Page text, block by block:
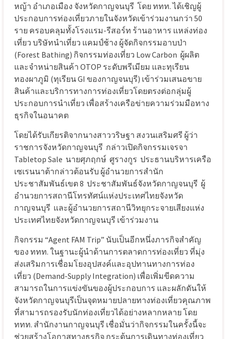
หญ้า อำเภอเมือง จังหวัดกาญจนบุรี โดย ททท. ได้เชิญผู้
ประกอบการท่องเที่ยวภายในจังหวัดเข้าร่วมงานกว่า 50
ราย ครอบคลุมทั้งโรงแรม-รีสอร์ท ร้านอาหาร แหล่งท่อง
เที่ยว บริษัทนำเที่ยว แคมป์ช้าง ผู้จัดกิจกรรมอาบป่า
(Forest Bathing) กิจกรรมท่องเที่ยว Low Carbon ผู้ผลิต
และจำหน่ายสินค้า OTOP ระดับพรีเมียม และทุเรียน
ทองผาภูมิ (ทุเรียน GI ของกาญจนบุรี) เข้าร่วมเสนอขาย
สินค้าและบริการทางการท่องเที่ยวโดยตรงต่อกลุ่มผู้
ประกอบการนำเที่ยว เพื่อสร้างเครือข่ายความร่วมมือทาง
ธุรกิจในอนาคต
โดยได้รับเกียรติจากนางสาววริษฐา สงวนเสริมศรี ผู้ว่า
ราชการจังหวัดกาญจนบุรี กล่าวเปิดกิจกรรมเจรจา
Tabletop Sale นายศุภฤกษ์ ศูรางกูร ประธานบริหารเครือ
เซเรนนาต้ากล่าวต้อนรับ ผู้อำนวยการสำนัก
ประชาสัมพันธ์เขต 8 ประชาสัมพันธ์จังหวัดกาญจนบุรี ผู้
อำนวยการสถานีโทรทัศน์แห่งประเทศไทยจังหวัด
กาญจนบุรี และผู้อำนวยการสถานีวิทยุกระจายเสียงแห่ง
ประเทศไทยจังหวัดกาญจนบุรี เข้าร่วมงาน
กิจกรรม “Agent FAM Trip” นับเป็นอีกหนึ่งภารกิจสำคัญ
ของ ททท. ในฐานะผู้นำด้านการตลาดการท่องเที่ยว ที่มุ่ง
ส่งเสริมการเชื่อมโยงอุปสงค์และอุปทานทางการท่อง
เที่ยว (Demand-Supply Integration) เพื่อเพิ่มขีดความ
สามารถในการแข่งขันของผู้ประกอบการ และผลักดันให้
จังหวัดกาญจนบุรีเป็นจุดหมายปลายทางท่องเที่ยวคุณภาพ
ที่สามารถรองรับนักท่องเที่ยวได้อย่างหลากหลาย โดย
ททท. สำนักงานกาญจนบุรี เชื่อมั่นว่ากิจกรรมในครั้งนี้จะ
ช่วยสร้างโอกาสทางธุรกิจ กระตุ้นการเดินทางท่องเที่ยว